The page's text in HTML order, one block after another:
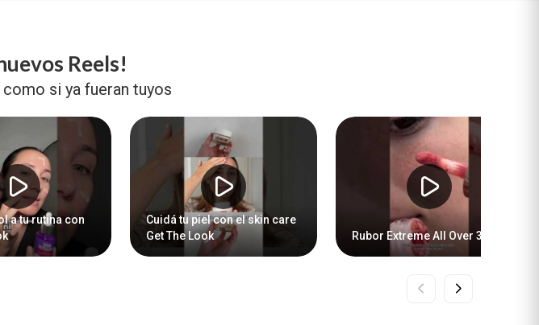
Reels!
si ya fueran tuyos
a tu rutina con
Cuidá tu piel con el skin care
Get The Look
Rubor Extreme All Over 3 en 1